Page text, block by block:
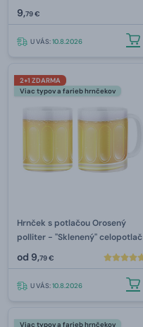
9,79 €
U VÁS:10.8.2026
2+1 ZDARMA
Viac typov a farieb hrnčekov
Hrnček s potlačou Orosený
polliter - "Sklenený" celopotlač
od 9,79 €
U VÁS:10.8.2026
Viac typov a farieb hrnčekov